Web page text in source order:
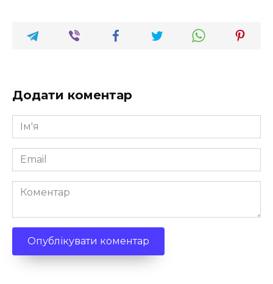
Додати коментар
Ім'я
*
Email
*
Коментар